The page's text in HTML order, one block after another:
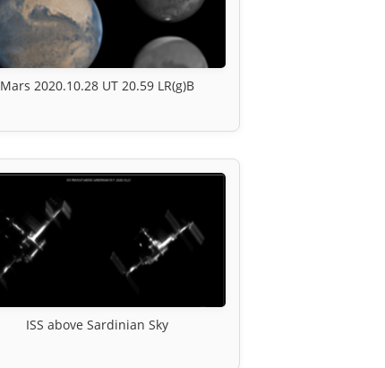
Mars 2020.10.28 UT 20.59 LR(g)B
ISS above Sardinian Sky